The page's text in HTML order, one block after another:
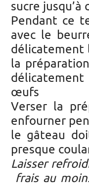
sucre jusqu’à
Pendant ce
avec le
délicatement
la
œufs
Verser la
enfourner
le gâteau
presque
Laisser
frais au